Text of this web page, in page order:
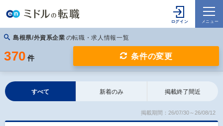
島根県/外資系企業 の転職・求人情報一覧
370 件 条件の変更
すべて 新着のみ 掲載終了間近
掲載期間：26/07/30～26/08/12